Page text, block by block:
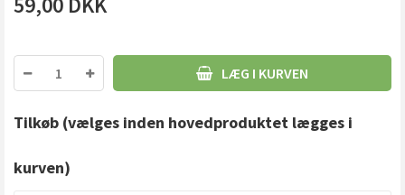
LÆG I KURVEN
Tilkøb (vælges inden hovedproduktet lægges i
kurven)